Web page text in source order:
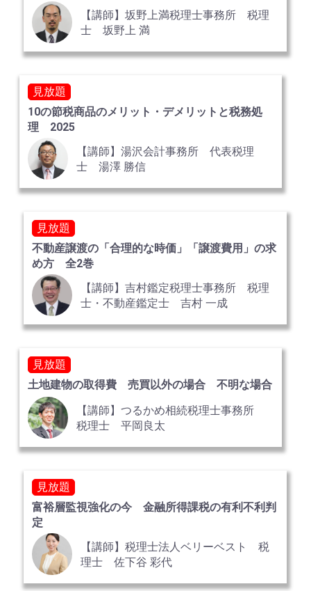
【講師】坂野上満税理士事務所 税理
士 坂野上 満
見放題
10の節税商品のメリット・デメリットと税務処
理 2025
【講師】湯沢会計事務所 代表税理
士 湯澤 勝信
見放題
不動産譲渡の「合理的な時価」「譲渡費用」の求
め方 全2巻
【講師】吉村鑑定税理士事務所 税理
士・不動産鑑定士 吉村 一成
見放題
土地建物の取得費 売買以外の場合 不明な場合
【講師】つるかめ相続税理士事務所
税理士 平岡良太
見放題
富裕層監視強化の今 金融所得課税の有利不利判
定
【講師】税理士法人ベリーベスト 税
理士 佐下谷 彩代